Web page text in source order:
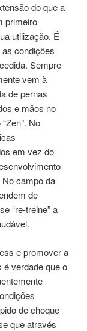
do que a
primeiro
utilização. É
condições
Sempre
vem à
de pernas
e mãos no
No
em vez do
campo da
de
“re-treine” a
e promover a
é verdade que o
de choque
que através